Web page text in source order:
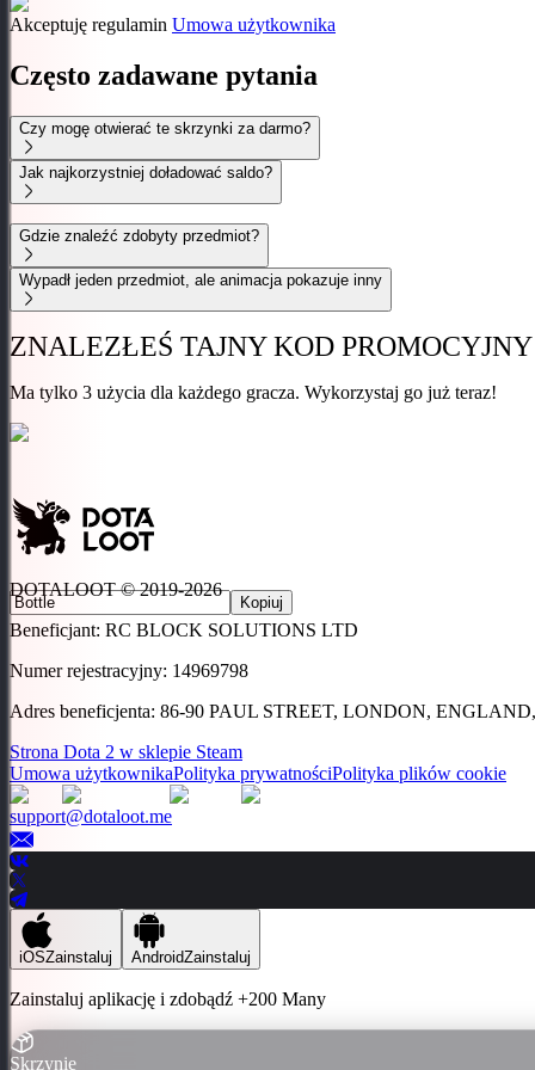
Akceptuję regulamin Umowa użytkownika
Często zadawane pytania
Czy mogę otwierać te skrzynki za darmo?
Jak najkorzystniej doładować saldo?
Gdzie znaleźć zdobyty przedmiot?
Wypadł jeden przedmiot, ale animacja pokazuje inny
ZNALEZŁEŚ TAJNYKOD
Ma tylko 3 użycia dla każdego gracza. Wykorzystaj go już teraz!
Kopiuj
DOTALOOT © 2019-2026
Beneficjant: RC BLOCK SOLUTIONS LTD
Numer rejestracyjny: 14969798
Adres beneficjenta: 86-90 PAUL STREET, LONDON,
Strona Dota 2 w sklepie Steam
Umowa użytkownikaPolityka prywatnościPolityka plików cookie
support@dotaloot.me
iOSZainstaluj AndroidZainstaluj
Zainstaluj aplikację i zdobądź +200 Many
Skrzynie